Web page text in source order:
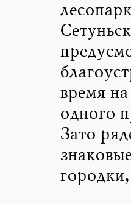
время
одного
Зато